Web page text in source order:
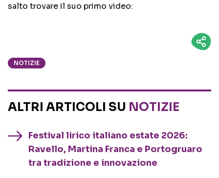
salto trovare il suo primo video:
NOTIZIE
ALTRI ARTICOLI SU NOTIZIE
Festival lirico italiano estate 2026:
Ravello, Martina Franca e Portogruaro
tra tradizione e innovazione